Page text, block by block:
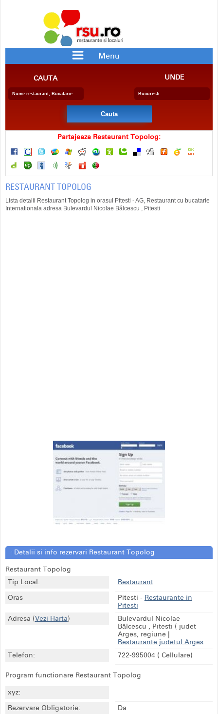
Menu
BAR/PUB
RESTAURANTE CU SPECIFIC
PENSIUNE
BERARIE
SALA EVENIMENTE
FAST FOOD
CATERING
DELIVERY
COFETARIE
CAUTA UNDE
Partajeaza Restaurant Topolog:
RESTAURANT TOPOLOG
Lista detalii Restaurant Topolog in orasul Pitesti - AG, Restaurant cu bucatarie
Internationala adresa Bulevardul Nicolae Bălcescu , Pitesti
Detalii si info rezervari Restaurant Topolog
Restaurant Topolog
Tip Local:
Restaurant
Oras
Pitesti - Restaurante in
Pitesti
Adresa (Vezi Harta)
Bulevardul Nicolae
Bălcescu , Pitesti ( judet
Arges, regiune |
Restaurante judetul Arges
Telefon:
722-995004( Cellulare)
Program functionare Restaurant Topolog
xyz:
Rezervare Obligatorie:
Da